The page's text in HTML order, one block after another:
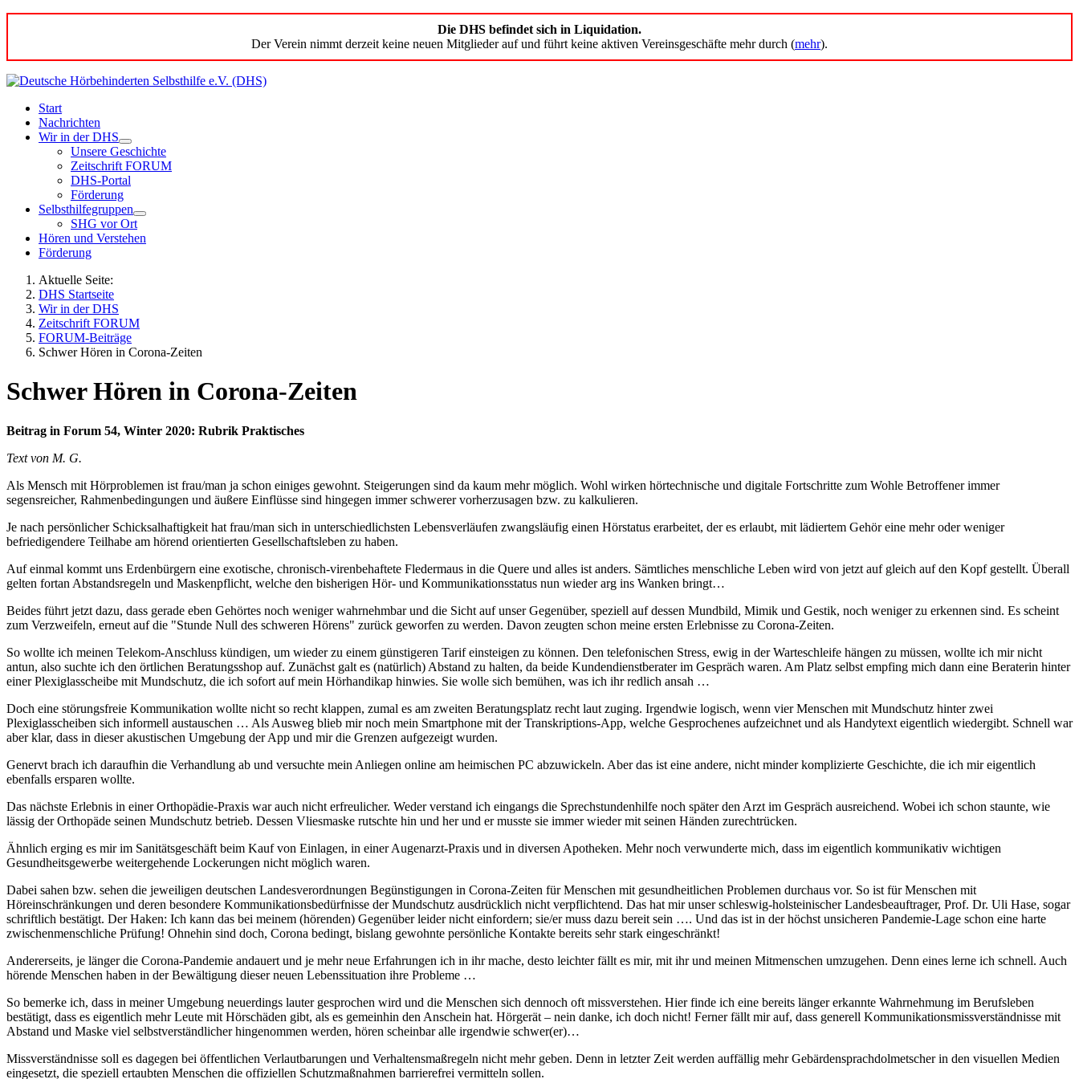
Die DHS befindet sich in Liquidation.
Der Verein nimmt derzeit keine neuen Mitglieder auf und führt keine aktiven Vereinsgeschäfte mehr durch (mehr).
Start
Nachrichten
Wir in der DHS
Unsere Geschichte
Zeitschrift FORUM
DHS-Portal
Förderung
Selbsthilfegruppen
SHG vor Ort
Hören und Verstehen
Förderung
Aktuelle Seite:
DHS Startseite
Wir in der DHS
Zeitschrift FORUM
FORUM-Beiträge
Schwer Hören in Corona-Zeiten
Schwer Hören in Corona-Zeiten
Beitrag in Forum 54, Winter 2020: Rubrik Praktisches
Text von M. G.
Als Mensch mit Hörproblemen ist frau/man ja schon einiges gewohnt. Steigerungen sind da kaum mehr möglich. Wohl wirken hörtechnische und digitale Fortschritte zum Wohle Betroffener immer
segensreicher, Rahmenbedingungen und äußere Einflüsse sind hingegen immer schwerer vorherzusagen bzw. zu kalkulieren.
Je nach persönlicher Schicksalhaftigkeit hat frau/man sich in unterschiedlichsten Lebensverläufen zwangsläufig einen Hörstatus erarbeitet, der es erlaubt, mit lädiertem Gehör eine mehr oder weniger
befriedigendere Teilhabe am hörend orientierten Gesellschaftsleben zu haben.
Auf einmal kommt uns Erdenbürgern eine exotische, chronisch-virenbehaftete Fledermaus in die Quere und alles ist anders. Sämtliches menschliche Leben wird von jetzt auf gleich auf den Kopf gestellt. Überall
gelten fortan Abstandsregeln und Maskenpflicht, welche den bisherigen Hör- und Kommunikationsstatus nun wieder arg ins Wanken bringt…
Beides führt jetzt dazu, dass gerade eben Gehörtes noch weniger wahrnehmbar und die Sicht auf unser Gegenüber, speziell auf dessen Mundbild, Mimik und Gestik, noch weniger zu erkennen sind. Es scheint
zum Verzweifeln, erneut auf die "Stunde Null des schweren Hörens" zurück geworfen zu werden. Davon zeugten schon meine ersten Erlebnisse zu Corona-Zeiten.
So wollte ich meinen Telekom-Anschluss kündigen, um wieder zu einem günstigeren Tarif einsteigen zu können. Den telefonischen Stress, ewig in der Warteschleife hängen zu müssen, wollte ich mir nicht
antun, also suchte ich den örtlichen Beratungsshop auf. Zunächst galt es (natürlich) Abstand zu halten, da beide Kundendienstberater im Gespräch waren. Am Platz selbst empfing mich dann eine Beraterin hinter
einer Plexiglasscheibe mit Mundschutz, die ich sofort auf mein Hörhandikap hinwies. Sie wolle sich bemühen, was ich ihr redlich ansah …
Doch eine störungsfreie Kommunikation wollte nicht so recht klappen, zumal es am zweiten Beratungsplatz recht laut zuging. Irgendwie logisch, wenn vier Menschen mit Mundschutz hinter zwei
Plexiglasscheiben sich informell austauschen … Als Ausweg blieb mir noch mein Smartphone mit der Transkriptions-App, welche Gesprochenes aufzeichnet und als Handytext eigentlich wiedergibt. Schnell war
aber klar, dass in dieser akustischen Umgebung der App und mir die Grenzen aufgezeigt wurden.
Genervt brach ich daraufhin die Verhandlung ab und versuchte mein Anliegen online am heimischen PC abzuwickeln. Aber das ist eine andere, nicht minder komplizierte Geschichte, die ich mir eigentlich
ebenfalls ersparen wollte.
Das nächste Erlebnis in einer Orthopädie-Praxis war auch nicht erfreulicher. Weder verstand ich eingangs die Sprechstundenhilfe noch später den Arzt im Gespräch ausreichend. Wobei ich schon staunte, wie
lässig der Orthopäde seinen Mundschutz betrieb. Dessen Vliesmaske rutschte hin und her und er musste sie immer wieder mit seinen Händen zurechtrücken.
Ähnlich erging es mir im Sanitätsgeschäft beim Kauf von Einlagen, in einer Augenarzt-Praxis und in diversen Apotheken. Mehr noch verwunderte mich, dass im eigentlich kommunikativ wichtigen
Gesundheitsgewerbe weitergehende Lockerungen nicht möglich waren.
Dabei sahen bzw. sehen die jeweiligen deutschen Landesverordnungen Begünstigungen in Corona-Zeiten für Menschen mit gesundheitlichen Problemen durchaus vor. So ist für Menschen mit
Höreinschränkungen und deren besondere Kommunikationsbedürfnisse der Mundschutz ausdrücklich nicht verpflichtend. Das hat mir unser schleswig-holsteinischer Landesbeauftrager, Prof. Dr. Uli Hase, sogar
schriftlich bestätigt. Der Haken: Ich kann das bei meinem (hörenden) Gegenüber leider nicht einfordern; sie/er muss dazu bereit sein …. Und das ist in der höchst unsicheren Pandemie-Lage schon eine harte
zwischenmenschliche Prüfung! Ohnehin sind doch, Corona bedingt, bislang gewohnte persönliche Kontakte bereits sehr stark eingeschränkt!
Andererseits, je länger die Corona-Pandemie andauert und je mehr neue Erfahrungen ich in ihr mache, desto leichter fällt es mir, mit ihr und meinen Mitmenschen umzugehen. Denn eines lerne ich schnell. Auch
hörende Menschen haben in der Bewältigung dieser neuen Lebenssituation ihre Probleme …
So bemerke ich, dass in meiner Umgebung neuerdings lauter gesprochen wird und die Menschen sich dennoch oft missverstehen. Hier finde ich eine bereits länger erkannte Wahrnehmung im Berufsleben
bestätigt, dass es eigentlich mehr Leute mit Hörschäden gibt, als es gemeinhin den Anschein hat. Hörgerät – nein danke, ich doch nicht! Ferner fällt mir auf, dass generell Kommunikationsmissverständnisse mit
Abstand und Maske viel selbstverständlicher hingenommen werden, hören scheinbar alle irgendwie schwer(er)…
Missverständnisse soll es dagegen bei öffentlichen Verlautbarungen und Verhaltensmaßregeln nicht mehr geben. Denn in letzter Zeit werden auffällig mehr Gebärdensprachdolmetscher in den visuellen Medien
eingesetzt, die speziell ertaubten Menschen die offiziellen Schutzmaßnahmen barrierefrei vermitteln sollen.